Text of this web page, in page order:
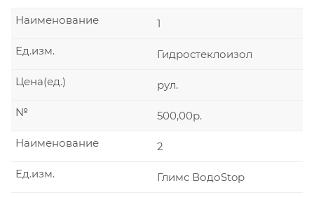
1
Наименование
Гидростеклоизол
Ед.изм.
рул.
Цена(ед.)
500,00р.
№
2
Наименование
Глимс ВодоStop
Ед.изм.